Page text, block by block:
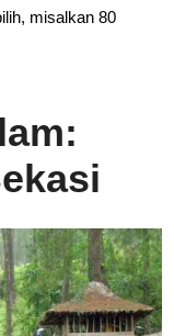
misalkan 80